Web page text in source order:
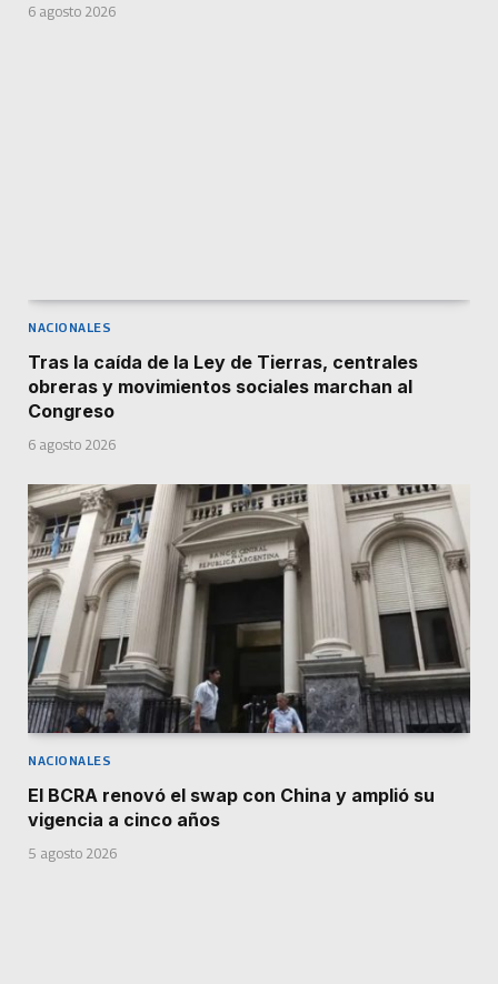
6 agosto 2026
NACIONALES
Tras la caída de la Ley de Tierras, centrales
obreras y movimientos sociales marchan al
Congreso
6 agosto 2026
NACIONALES
El BCRA renovó el swap con China y amplió su
vigencia a cinco años
5 agosto 2026